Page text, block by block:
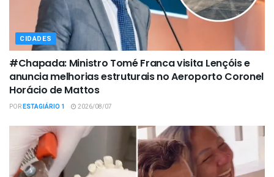
CIDADES
#Chapada: Ministro Tomé Franca visita Lençóis e
anuncia melhorias estruturais no Aeroporto Coronel
Horácio de Mattos
PORESTAGIÁRIO 1 2026/08/07